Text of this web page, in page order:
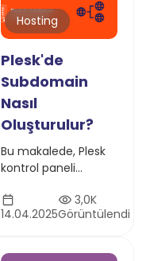
Hosting
Plesk'de
Subdomain
Nasıl
Oluşturulur?
Bu makalede, Plesk
kontrol paneli
subdomain (alt alan
adı) oluşturmayı
anlatacağız.
14.04.2025
3,0K
Görüntülendi